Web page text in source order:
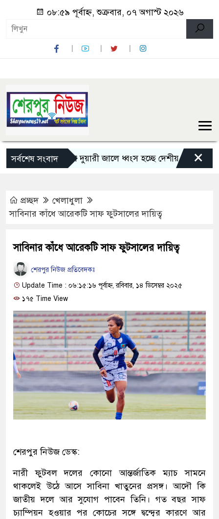
০৮:৫৯ পূর্বাহ্ন, শুক্রবার, ০৭ অগাস্ট ২০২৬
সর্বশেষ সংবাদ
শেরপুরে চায়না দুয়ারী জালে ধ্বংস হচ্ছে দেশীয় মাছ ×
প্রচ্ছদ
খেলাধুলা
সাবিনার কাঁধে আরেকটি সাফ ফুটসালের দায়িত্ব
সাবিনার কাঁধে আরেকটি সাফ ফুটসালের দায়িত্ব
শেরপুর নিউজ প্রতিবেদকঃ
Update Time : ০৬:১৫:১৬ পূর্বাহ্ন, রবিবার, ১৪ ডিসেম্বর ২০২৫
১৭৫ Time View
শেরপুর নিউজ ডেস্ক:
নারী ফুটবল দলের কোনো আন্তর্জাতিক ম্যাচ সামনে
থাকলেই উঠে আসে সাবিনা খাতুনের প্রসঙ্গ। আদৌ কি
জাতীয় দলে আর সুযোগ পাবেন তিনি। গত বছর সাফ
চ্যাম্পিয়ন হওয়ার পর কোচের সঙ্গে দ্বন্দ্বের কারণে আর